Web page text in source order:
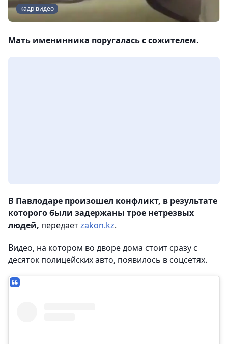
кадр видео
Мать именинника поругалась с сожителем.
В Павлодаре произошел конфликт, в результате
которого были задержаны трое нетрезвых
людей, передаетzakon.kz.
Видео, на котором во дворе дома стоит сразу с
десяток полицейских авто, появилось в соцсетях.